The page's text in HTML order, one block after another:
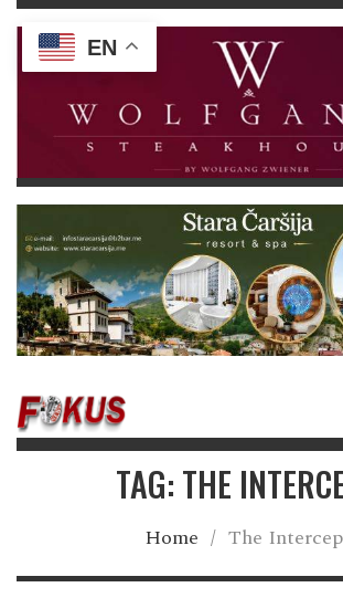
TAG: THE
Home / The
EN